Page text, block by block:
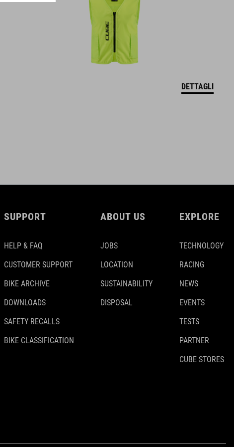
DETTAGLI
SUPPORT
HELP & FAQ
CUSTOMER SUPPORT
BIKE ARCHIVE
DOWNLOADS
SAFETY RECALLS
BIKE CLASSIFICATION
ABOUT US
JOBS
LOCATION
SUSTAINABILITY
DISPOSAL
EXPLORE
TECHNOLOGY
RACING
NEWS
EVENTS
TESTS
PARTNER
CUBE STORES